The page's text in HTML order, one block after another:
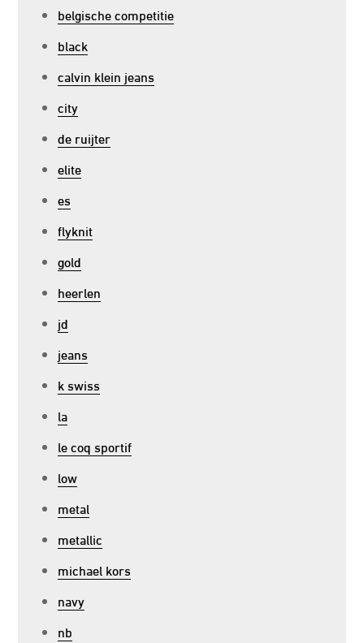
belgische competitie
black
calvin klein jeans
city
de ruijter
elite
es
flyknit
gold
heerlen
jd
jeans
k swiss
la
le coq sportif
low
metal
metallic
michael kors
navy
nb